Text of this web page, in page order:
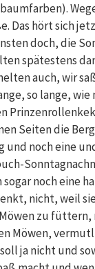
Das hört sich
doch, die
spätestens
auch, wir
so lange,
Seiten die
und noch eine
noch eine
nicht, weil
zu
Möwen,
ja nicht und